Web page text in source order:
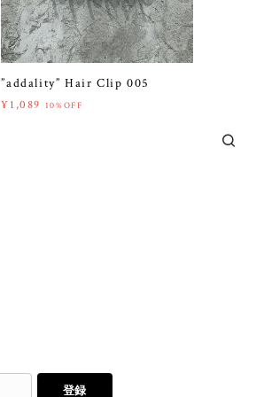
”addality” Hair Clip 005
¥1,089 10%OFF
登録